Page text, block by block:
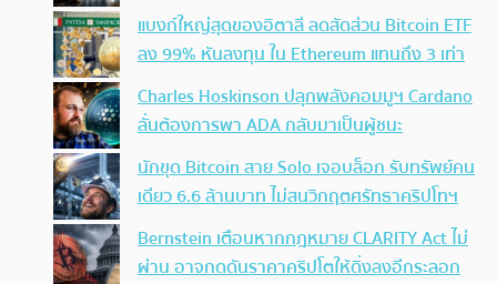
แบงก์ใหญ่สุดของอิตาลี ลดสัดส่วน Bitcoin ETF
ลง 99% หันลงทุน ใน Ethereum แทนถึง 3 เท่า
Charles Hoskinson ปลุกพลังคอมมูฯ Cardano
ลั่นต้องการพา ADA กลับมาเป็นผู้ชนะ
นักขุด Bitcoin สาย Solo เจอบล็อก รับทรัพย์คน
เดียว 6.6 ล้านบาท ไม่สนวิกฤตศรัทธาคริปโทฯ
Bernstein เตือนหากกฎหมาย CLARITY Act ไม่
ผ่าน อาจกดดันราคาคริปโตให้ดิ่งลงอีกระลอก